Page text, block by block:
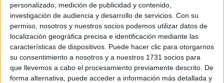
personalizado, medición de publicidad y contenido,
investigación de audiencia y desarrollo de servicios. Con su
permiso, nosotros y nuestros socios podemos utilizar datos de
localización geográfica precisa e identificación mediante las
características de dispositivos. Puede hacer clic para otorgarnos
su consentimiento a nosotros y a nuestros 1731 socios para
que llevemos a cabo el procesamiento previamente descrito. De
forma alternativa, puede acceder a información más detallada y
Aisar Ahmed
El jugador ceutí bailó con Cipenga, uno de los jugadores
más desequilibrantes de la competición. Sin embargo, el
‘7’ del Ceuta supo mantenerlo a raya durante buena parte
del duelo.